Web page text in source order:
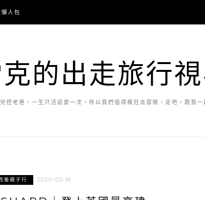
人包
的出走旅行
控老爸，一生只活這麼一次，所以我們值得瘋狂去冒險，走吧，跟我一
葡親子行 2020-03-16